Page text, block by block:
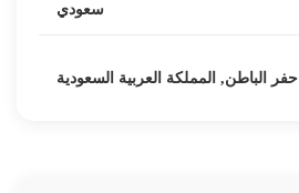
سعودي
حفر الباطن, المملكة العربية السعودية